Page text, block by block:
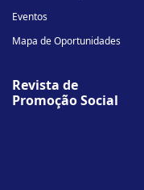
Eventos
Mapa de Oportunidades
Revista de
Promoção Social